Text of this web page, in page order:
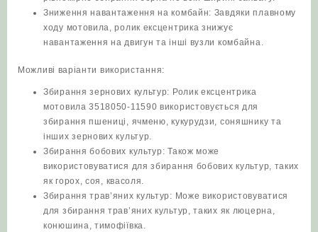
Зниження навантаження на комбайн: Завдяки плавному
ходу мотовила, ролик ексцентрика знижує
навантаження на двигун та інші вузли комбайна.
Можливі варіанти використання:
Збирання зернових культур: Ролик ексцентрика
мотовила 3518050-11590 використовується для
збирання пшениці, ячменю, кукурудзи, соняшнику та
інших зернових культур.
Збирання бобових культур: Також може
використовуватися для збирання бобових культур, таких
як горох, соя, квасоля.
Збирання трав’яних культур: Може використовуватися
для збирання трав’яних культур, таких як люцерна,
конюшина, тимофіївка.